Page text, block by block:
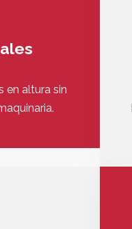
en altura sin